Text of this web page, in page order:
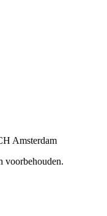
Amsterdam
voorbehouden.